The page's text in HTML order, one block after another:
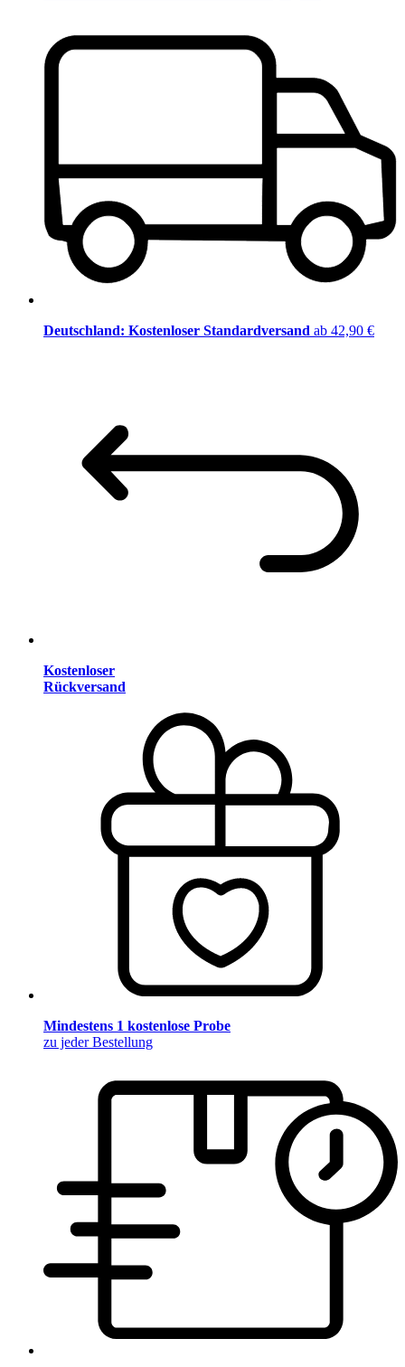
Deutschland: Kostenloser Standardversand ab 42,90 €
Kostenloser
Rückversand
Mindestens 1 kostenlose Probe
zu jeder Bestellung